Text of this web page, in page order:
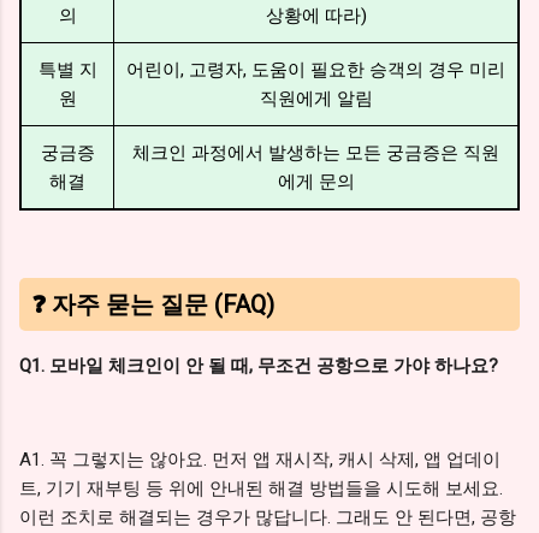
의
상황에 따라)
특별 지
원
어린이, 고령자, 도움이 필요한 승객의 경우 미리
직원에게 알림
궁금증
해결
체크인 과정에서 발생하는 모든 궁금증은 직원
에게 문의
❓ 자주 묻는 질문 (FAQ)
Q1. 모바일 체크인이 안 될 때, 무조건 공항으로 가야 하나요?
A1. 꼭 그렇지는 않아요. 먼저 앱 재시작, 캐시 삭제, 앱 업데이
트, 기기 재부팅 등 위에 안내된 해결 방법들을 시도해 보세요.
이런 조치로 해결되는 경우가 많답니다. 그래도 안 된다면, 공항